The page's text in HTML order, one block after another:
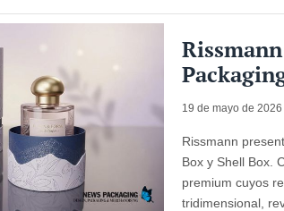
19 de mayo de 2026
Rissmann
Box y Shell Box.
premium cuyos
tridimensional,